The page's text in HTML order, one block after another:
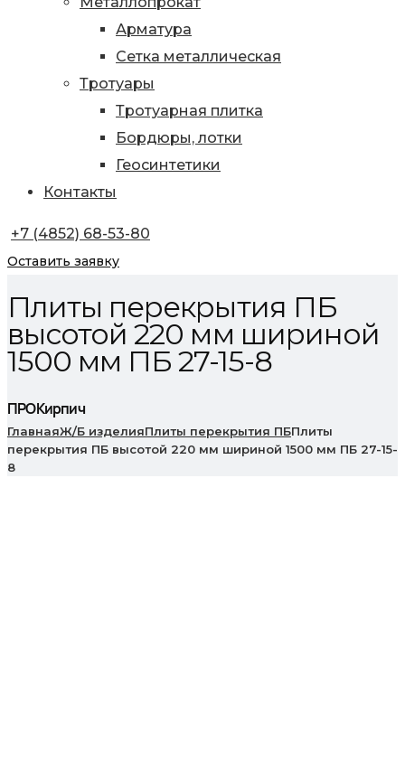
Арматура
Сетка металлическая
Тротуары
Тротуарная плитка
Бордюры, лотки
Геосинтетики
Контакты
+7 (4852) 68-53-80
Оставить заявку
Плиты перекрытия ПБ
высотой 220 мм шириной
1500 мм ПБ 27-15-8
ПРОКирпич
ГлавнаяЖ/Б изделияПлиты перекрытия ПБПлиты
перекрытия ПБ высотой 220 мм шириной 1500 мм ПБ 27-15-
8